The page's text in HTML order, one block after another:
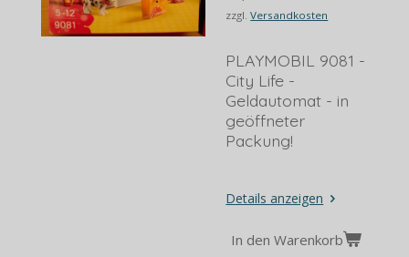
zzgl.Versandkosten
PLAYMOBIL 9081 -
City Life -
Geldautomat - in
geöffneter
Packung!
Details anzeigen
In den Warenkorb